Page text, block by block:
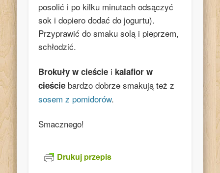
posolić i po kilku minutach odsączyć
sok i dopiero dodać do jogurtu).
Przyprawić do smaku solą i pieprzem,
schłodzić.
Brokuły w cieście i kalafior w
cieście bardzo dobrze smakują też z
sosem z pomidorów.
Smacznego!
Drukuj przepis